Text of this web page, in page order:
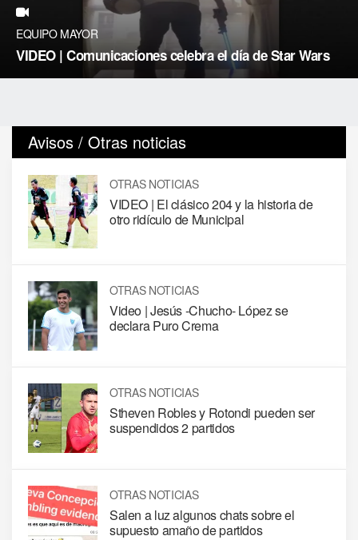
EQUIPO MAYOR
VIDEO | Comunicaciones celebra el día de Star Wars
Avisos / Otras noticias
OTRAS NOTICIAS
VIDEO | El clásico 204 y la historia de
otro ridículo de Municipal
OTRAS NOTICIAS
Video | Jesús -Chucho- López se
declara Puro Crema
OTRAS NOTICIAS
Stheven Robles y Rotondi pueden ser
suspendidos 2 partidos
OTRAS NOTICIAS
Salen a luz algunos chats sobre el
supuesto amaño de partidos